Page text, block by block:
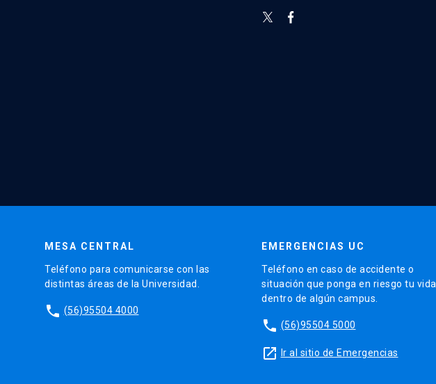
MESA CENTRAL
Teléfono para comunicarse con las
distintas áreas de la Universidad.
phone (56)95504 4000
EMERGENCIAS UC
Teléfono en caso de accidente o
situación que ponga en riesgo tu vida
dentro de algún campus.
phone (56)95504 5000
launch Ir al sitio de Emergencias